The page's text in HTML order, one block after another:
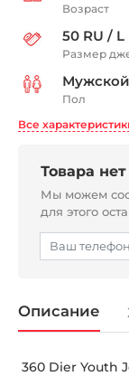
Возраст
50 RU / L
Размер
Мужской
Пол
Все
Товара
Мы можем
для этого
Описание
360 Dier Youth